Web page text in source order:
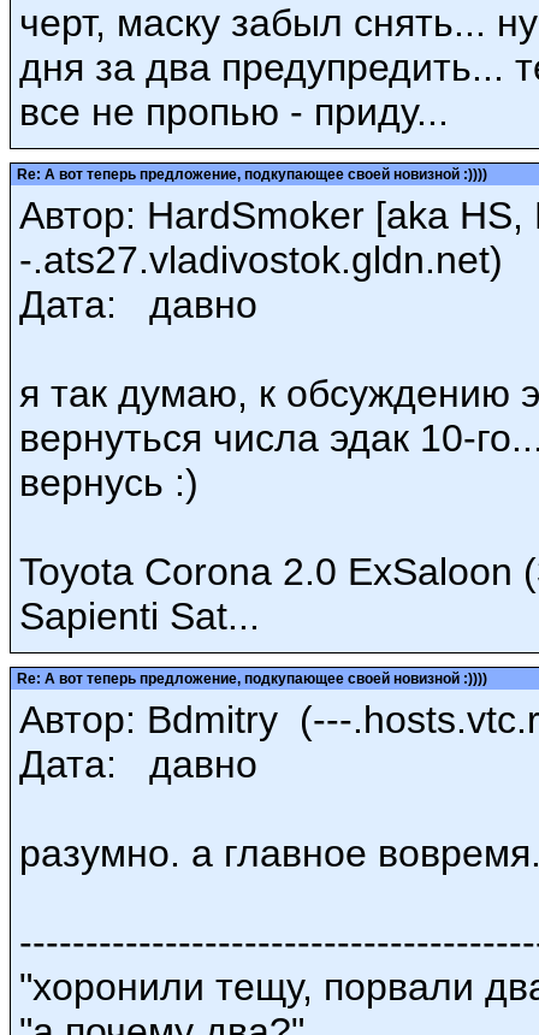
черт, маску забыл снять...
дня за два предупредить...
все не пропью - приду...
Re: А вот теперь предложение, подкупающее своей новизной :))))
Автор: HardSmoker [aka HS,
-.ats27.vladivostok.gldn.net)
Дата: давно
я так думаю, к обсуждению
вернуться числа эдак 10-
вернусь :)
Toyota Corona 2.0 ExSaloon
Sapienti Sat...
Re: А вот теперь предложение, подкупающее своей новизной :))))
Автор: Bdmitry (---
Дата: давно
разумно. а главное
"хоронили тещу, порвали